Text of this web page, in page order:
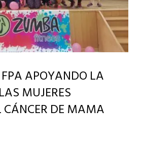
APOYANDO LA
MUJERES
CÁNCER DE MAMA